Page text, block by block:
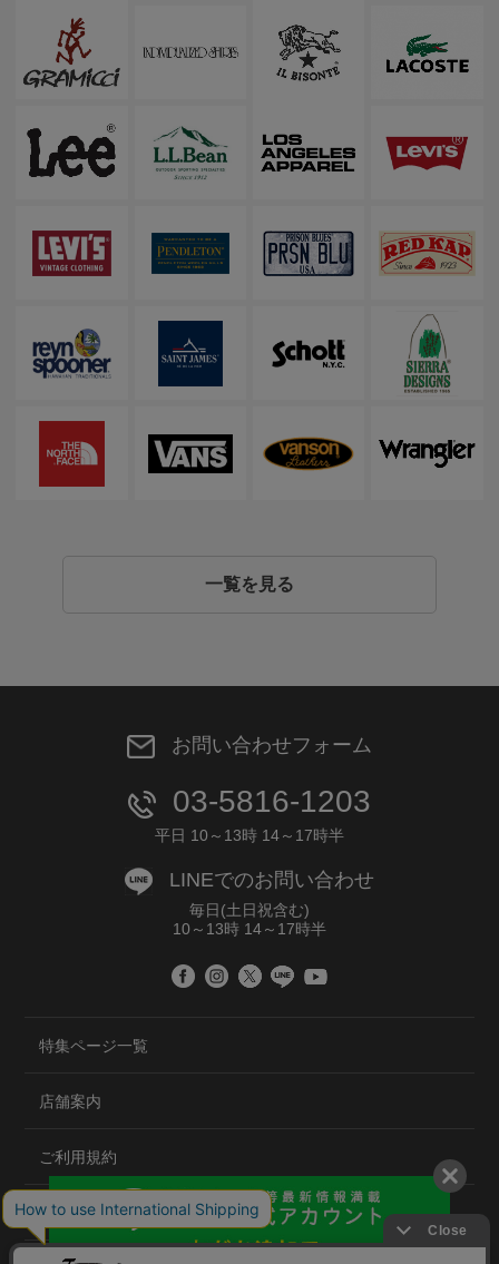
一覧を見る
お問い合わせフォーム
03-5816-1203
平日 10～13時 14～17時半
LINEでのお問い合わせ
毎日(土日祝含む)
10～13時 14～17時半
特集ページ一覧
店舗案内
ご利用規約
プライバシーポリシー